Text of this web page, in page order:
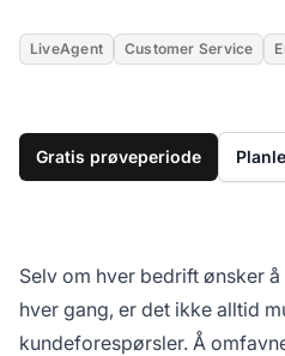
LiveAgent Customer Service
Gratis prøveperiode
Selv om hver bedrift ønsker
hver gang, er det ikke alltid
kundeforespørsler. Å